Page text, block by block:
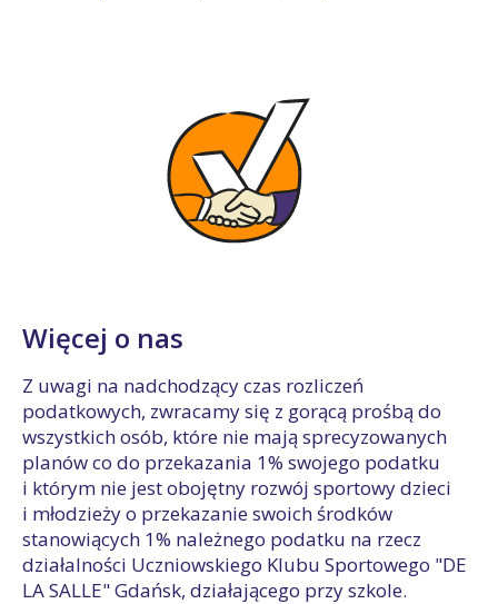
Więcej o nas
Z uwagi na nadchodzący czas rozliczeń
podatkowych, zwracamy się z gorącą prośbą do
wszystkich osób, które nie mają sprecyzowanych
planów co do przekazania 1% swojego podatku
i którym nie jest obojętny rozwój sportowy dzieci
i młodzieży o przekazanie swoich środków
stanowiących 1% należnego podatku na rzecz
działalności Uczniowskiego Klubu Sportowego "DE
LA SALLE" Gdańsk, działającego przy szkole.